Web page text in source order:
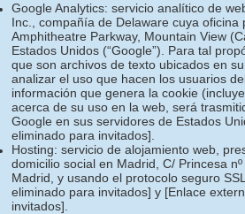
Google Analytics: servicio analítico de
Inc., compañía de Delaware cuya oficina
Amphitheatre Parkway, Mountain View
Estados Unidos (“Google”). Para tal
que son archivos de texto ubicados en
analizar el uso que hacen los usuarios
información que genera la cookie
acerca de su uso en la web, será
Google en sus servidores de Estados
eliminado para invitados]
Hosting: servicio de alojamiento web,
domicilio social en Madrid, C/ Princesa
Madrid, y usando el protocolo seguro
eliminado para invitados] y [Enlace
invitados]